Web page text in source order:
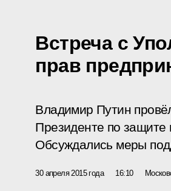
Встреча с
прав
Владимир Путин
Президенте по
Обсуждались меры
30 апреля 2015 года 16:10